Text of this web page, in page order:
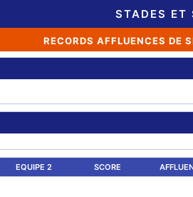
STADES ET
RECORDS AFFLUENCES DE
EQUIPE 2 SCORE